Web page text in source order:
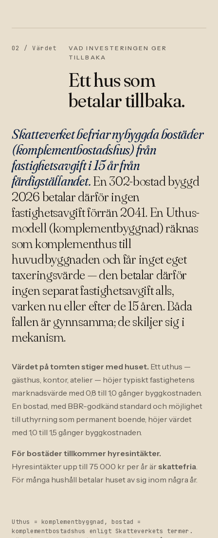
02 /Värdet
VAD INVESTERINGEN GER
TILLBAKA
Ett hus som
betalar tillbaka.
Skatteverket befriar nybyggda bostäder
(komplementbostadshus) från
fastighetsavgift i 15 år från
färdigställandet.En 302-bostad byggd
2026 betalar därför ingen
fastighetsavgift förrän 2041. En Uthus-
modell (komplementbyggnad) räknas
som komplementhus till
huvudbyggnaden och får inget eget
taxeringsvärde — den betalar därför
ingen separat fastighetsavgift alls,
varken nu eller efter de 15 åren. Båda
fallen är gynnsamma; de skiljer sig i
mekanism.
Värdet på tomten stiger med huset. Ett uthus —
gästhus, kontor, atelier — höjer typiskt fastighetens
marknadsvärde med 0,8 till 1,0 gånger byggkostnaden.
En bostad, med BBR-godkänd standard och möjlighet
till uthyrning som permanent boende, höjer värdet
med 1,0 till 1,5 gånger byggkostnaden.
För bostäder tillkommer hyresintäkter.
Hyresintäkter upp till 75 000 kr per år är skattefria.
För många hushåll betalar huset av sig inom några år.
Uthus = komplementbyggnad, bostad =
komplementbostadshus enligt Skatteverkets termer.